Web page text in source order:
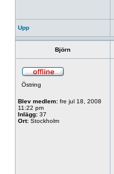
Upp
Björn
Östring
Blev medlem: fre jul 18, 2008
11:22 pm
Inlägg: 37
Ort: Stockholm